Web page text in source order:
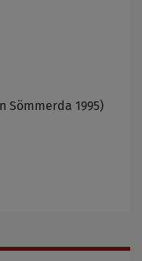
Sömmerda 1995)